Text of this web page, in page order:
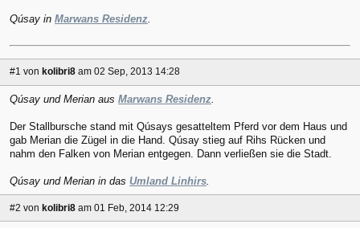
Qúsay in Marwans Residenz.
#1 von kolibri8 am 02 Sep, 2013 14:28
Qúsay und Merian aus Marwans Residenz
Der Stallbursche stand mit Qúsays gesatteltem Pferd vor dem Haus und
gab Merian die Zügel in die Hand. Qúsay stieg auf Rihs Rücken und
nahm den Falken von Merian entgegen. Dann verließen sie die Stadt.
Qúsay und Merian in das Umland Linhirs
#2 von kolibri8 am 01 Feb, 2014 12:29